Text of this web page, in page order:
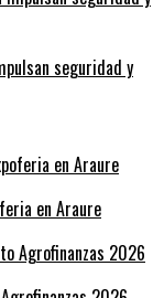
seguridad y
en Araure